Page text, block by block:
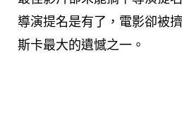
導演提名是有了，電影卻被
斯卡最大的遺憾之一。